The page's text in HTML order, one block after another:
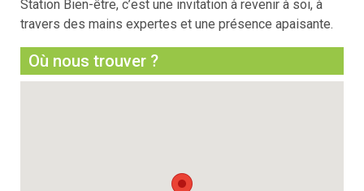
Station Bien-être, c’est une invitation à revenir à soi, à
travers des mains expertes et une présence apaisante.
Où nous trouver ?